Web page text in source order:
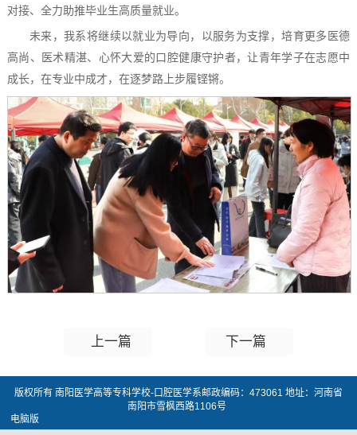
对接、全力助推毕业生高质量就业。
未来，我系将继续以就业为导向，以服务为支撑，培育更多医德
高尚、医术精湛、心怀大爱的口腔健康守护者，让青年学子在志愿中
成长，在专业中成才，在逐梦路上步履铿锵。
上一篇 下一篇
版权所有 南阳医学高等专科学校-口腔医学系邮政编码：473061 地址：河南省
南阳市雪枫西路1106号
电脑版